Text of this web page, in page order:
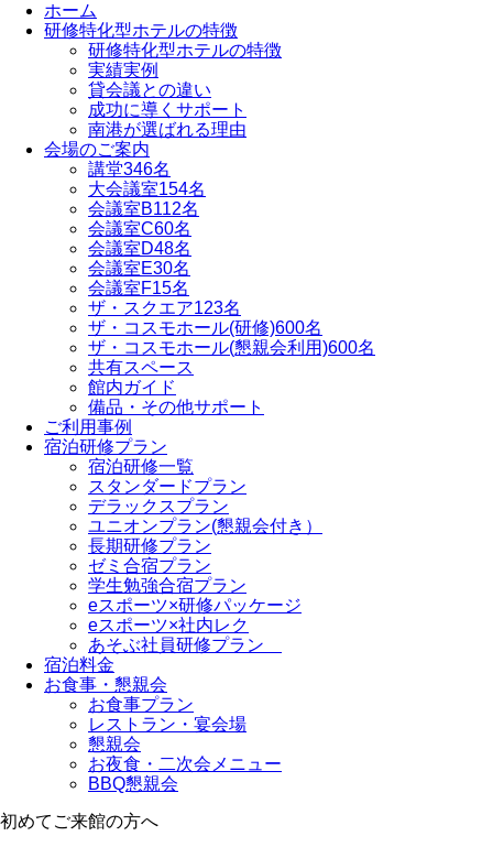
ホーム
研修特化型ホテルの特徴
研修特化型ホテルの特徴
実績実例
貸会議との違い
成功に導くサポート
南港が選ばれる理由
会場のご案内
講堂346名
大会議室154名
会議室B112名
会議室C60名
会議室D48名
会議室E30名
会議室F15名
ザ・スクエア123名
ザ・コスモホール(研修)600名
ザ・コスモホール(懇親会利用)600名
共有スペース
館内ガイド
備品・その他サポート
ご利用事例
宿泊研修プラン
宿泊研修一覧
スタンダードプラン
デラックスプラン
ユニオンプラン(懇親会付き）
長期研修プラン
ゼミ合宿プラン
学生勉強合宿プラン
eスポーツ×研修パッケージ
eスポーツ×社内レク
あそぶ社員研修プラン
宿泊料金
お食事・懇親会
お食事プラン
レストラン・宴会場
懇親会
お夜食・二次会メニュー
BBQ懇親会
初めてご来館の方へ